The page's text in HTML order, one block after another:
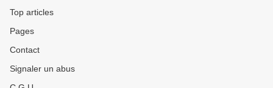
Top articles
Pages
Contact
Signaler un abus